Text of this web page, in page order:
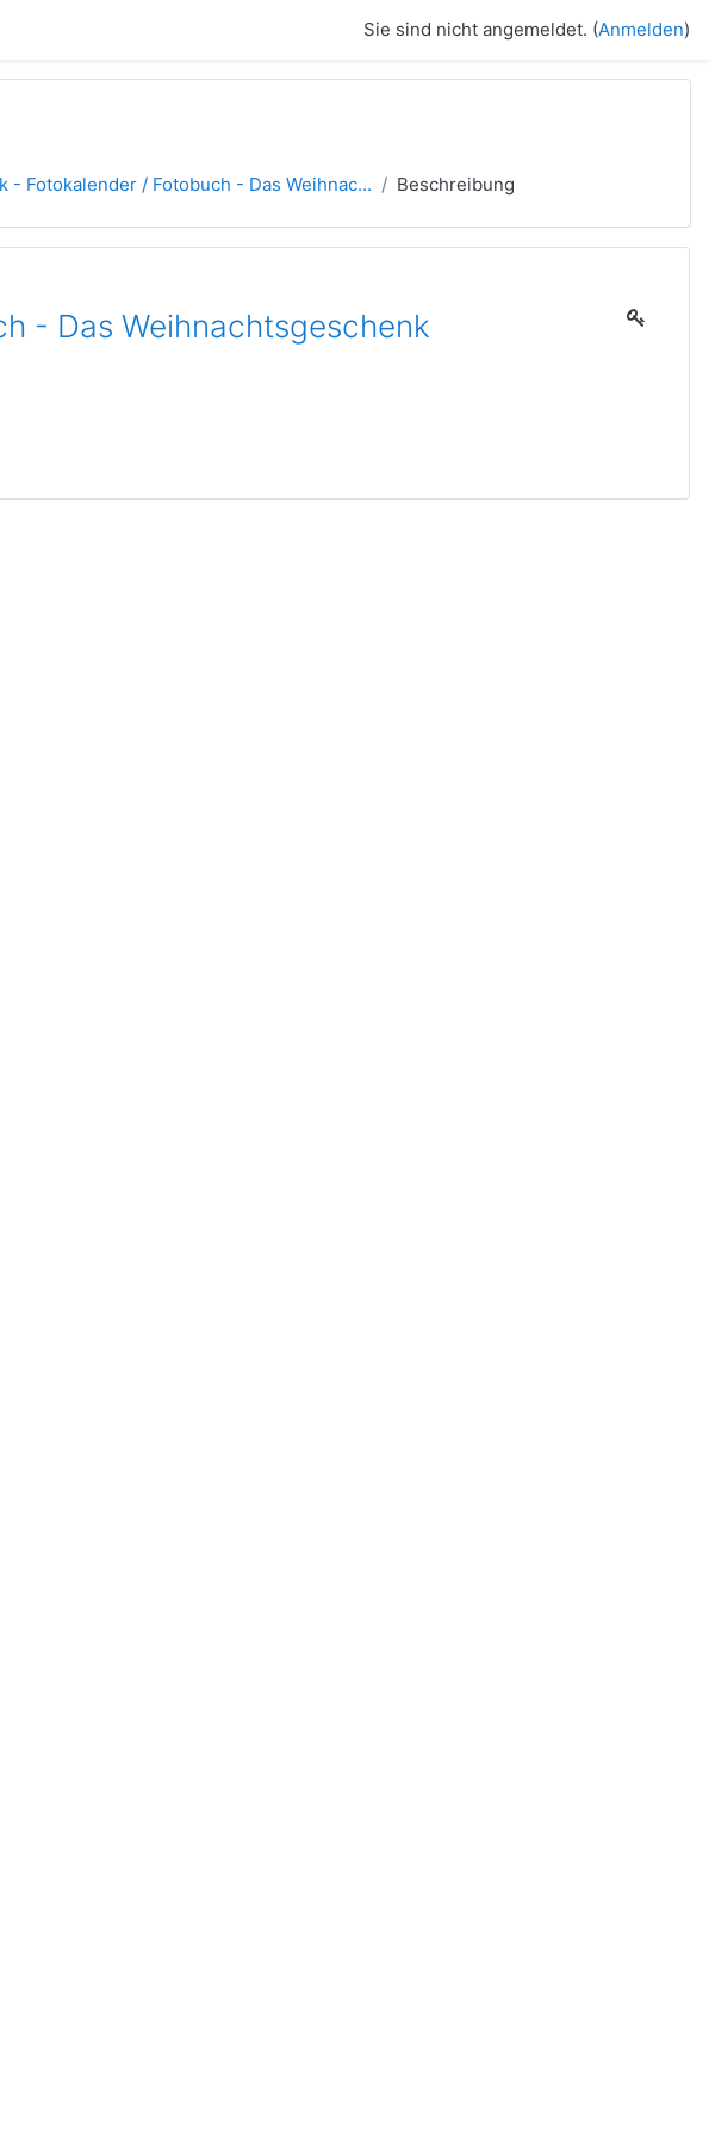
Sie sind nicht angemeldet. (Anmelden)
- Fotokalender / Fotobuch - Das Weihnac... Beschreibung
- Das Weihnachtsgeschenk